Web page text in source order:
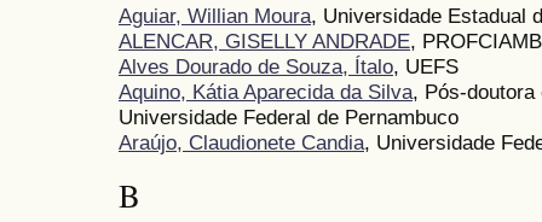
Aguiar, Willian Moura, Universidade Estadual
ALENCAR, GISELLY ANDRADE,
Alves Dourado de Souza, Ítalo, UEFS
Aquino, Kátia Aparecida da Silva, Pós-doutora
Universidade Federal de Pernambuco
Araújo, Claudionete Candia, Universidade
B